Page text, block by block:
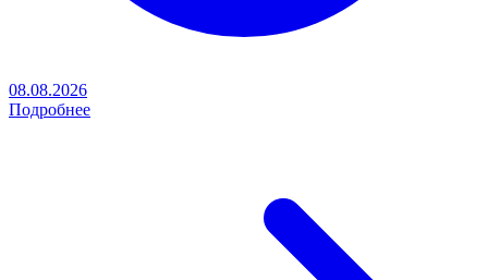
08.08.2026
Подробнее